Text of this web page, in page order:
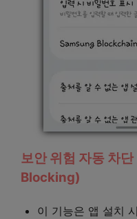
보안 위험 자동 차
Blocking)
이 기능은 앱 설치